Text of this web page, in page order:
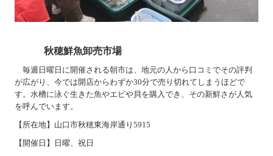
秋穂鮮魚卸売市場
毎週日曜日に開催される朝市は、地元の人から口コミでその評判
が広がり、今では開店からわずか30分で売り切れてしまうほどで
す。水槽に泳ぐ生きた魚やエビや貝を購入でき、その新鮮さが人気
を呼んでいます。
【所在地】山口市秋穂東海岸通り5915
【開催日】日曜、祝日